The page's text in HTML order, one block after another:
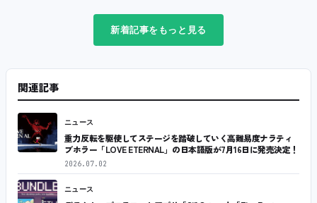
新着記事をもっと見る
関連記事
ニュース
重力反転を駆使してステージを踏破していく高難易度ナラティ
ブホラー「LOVE ETERNAL」の日本語版が7月16日に発売決定！
2026.07.02
ニュース